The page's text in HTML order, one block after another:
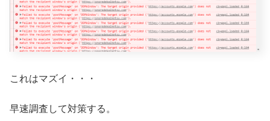
これはマズイ・・・
早速調査して対策する。